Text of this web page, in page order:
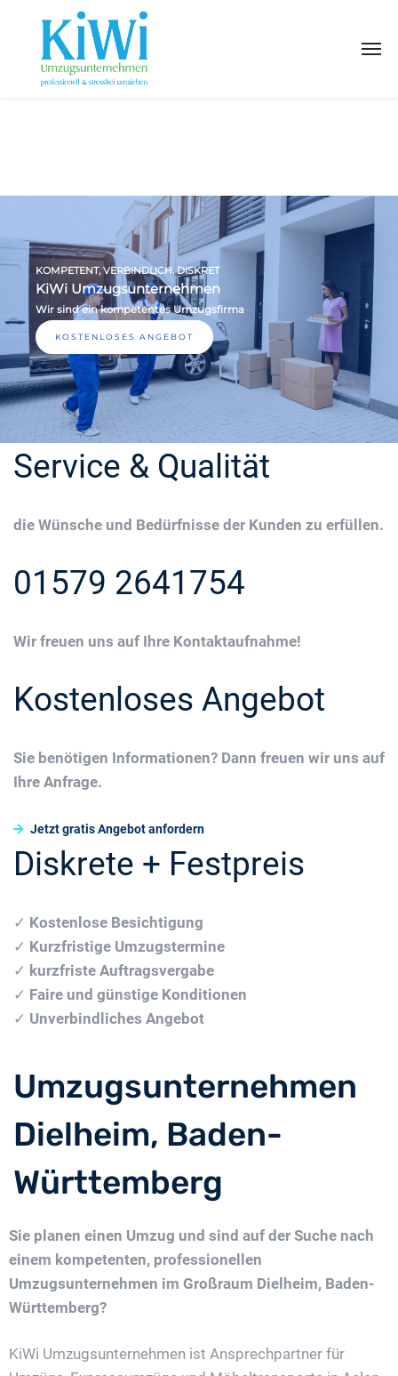
KOMPETENT, VERBINDLICH, DISKRET
KiWi Umzugsunternehmen
Wir sind ein kompetentes Umzugsfirma
KOSTENLOSES ANGEBOT
Service & Qualität
die Wünsche und Bedürfnisse der Kunden zu erfüllen.
01579 2641754
Wir freuen uns auf Ihre Kontaktaufnahme!
Kostenloses Angebot
Sie benötigen Informationen? Dann freuen wir uns auf
Ihre Anfrage.
Jetzt gratis Angebot anfordern
Diskrete + Festpreis
✓ Kostenlose Besichtigung
✓ Kurzfristige Umzugstermine
✓ kurzfriste Auftragsvergabe
✓ Faire und günstige Konditionen
✓ Unverbindliches Angebot
Umzugsunternehmen
Dielheim, Baden-
Württemberg
Sie planen einen Umzug und sind auf der Suche nach
einem kompetenten, professionellen
Umzugsunternehmen im Großraum Dielheim, Baden-
Württemberg?
KiWi Umzugsunternehmen ist Ansprechpartner für